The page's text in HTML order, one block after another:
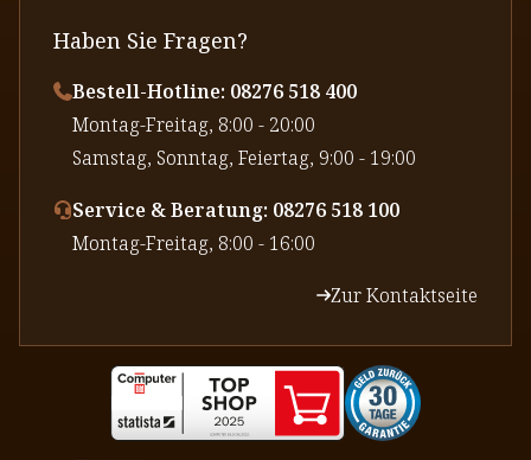
Haben Sie Fragen?
Bestell-Hotline: 08276 518 400
⁠Montag-Freitag, 8:00 - 20:00
⁠Samstag, Sonntag, Feiertag, 9:00 - 19:00
Service & Beratung: 08276 518 100
⁠Montag-Freitag, 8:00 - 16:00
Zur Kontaktseite